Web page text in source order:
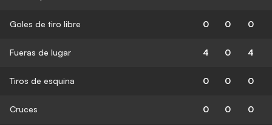
Goles de tiro libre 0 0 0
Fueras de lugar 4 0 4
Tiros de esquina 0 0 0
Cruces 0 0 0